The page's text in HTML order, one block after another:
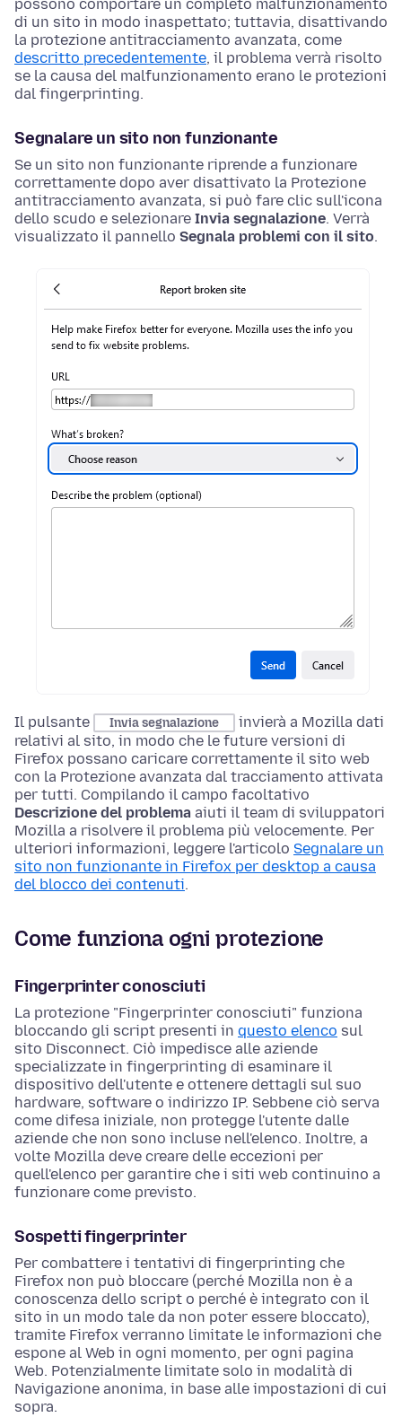
possono comportare un completo malfunzionamento
di un sito in modo inaspettato; tuttavia, disattivando
la protezione antitracciamento avanzata, come
descritto precedentemente, il problema verrà risolto
se la causa del malfunzionamento erano le protezioni
dal fingerprinting.
Segnalare un sito non funzionante
Se un sito non funzionante riprende a funzionare
correttamente dopo aver disattivato la Protezione
antitracciamento avanzata, si può fare clic sull'icona
dello scudo e selezionare Invia segnalazione. Verrà
visualizzato il pannello Segnala problemi con il sito.
Il pulsante Invia segnalazione
invierà a Mozilla dati
relativi al sito, in modo che le future versioni di
Firefox possano caricare correttamente il sito web
con la Protezione avanzata dal tracciamento attivata
per tutti. Compilando il campo facoltativo
Descrizione del problema aiuti il team di sviluppatori
Mozilla a risolvere il problema più velocemente. Per
ulteriori informazioni, leggere l'articolo Segnalare un
sito non funzionante in Firefox per desktop a causa
del blocco dei contenuti.
Come funziona ogni protezione
Fingerprinter conosciuti
La protezione "Fingerprinter conosciuti" funziona
bloccando gli script presenti in questo elenco sul
sito Disconnect. Ciò impedisce alle aziende
specializzate in fingerprinting di esaminare il
dispositivo dell'utente e ottenere dettagli sul suo
hardware, software o indirizzo IP. Sebbene ciò serva
come difesa iniziale, non protegge l'utente dalle
aziende che non sono incluse nell'elenco. Inoltre, a
volte Mozilla deve creare delle eccezioni per
quell'elenco per garantire che i siti web continuino a
funzionare come previsto.
Sospetti fingerprinter
Per combattere i tentativi di fingerprinting che
Firefox non può bloccare (perché Mozilla non è a
conoscenza dello script o perché è integrato con il
sito in un modo tale da non poter essere bloccato),
tramite Firefox verranno limitate le informazioni che
espone al Web in ogni momento, per ogni pagina
Web. Potenzialmente limitate solo in modalità di
Navigazione anonima, in base alle impostazioni di cui
sopra.